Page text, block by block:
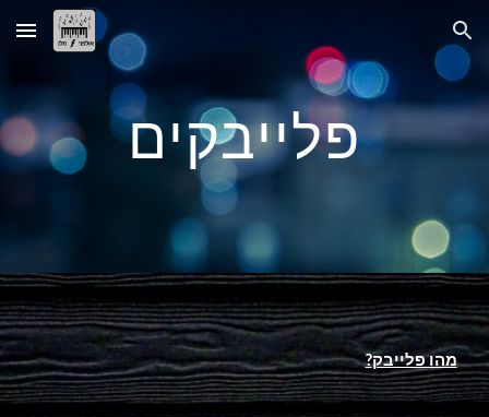
Skip to main content Skip to navigation
פלייבקים
?מהו פלייבק